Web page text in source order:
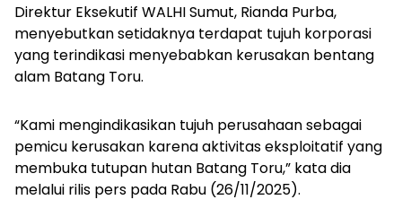
Direktur Eksekutif WALHI Sumut, Rianda Purba,
menyebutkan setidaknya terdapat tujuh korporasi
yang terindikasi menyebabkan kerusakan bentang
alam Batang Toru.
“Kami mengindikasikan tujuh perusahaan sebagai
pemicu kerusakan karena aktivitas eksploitatif yang
membuka tutupan hutan Batang Toru,” kata dia
melalui rilis pers pada Rabu (26/11/2025).